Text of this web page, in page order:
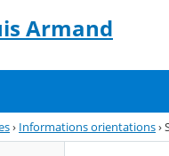
Armand
› Informations orientations›